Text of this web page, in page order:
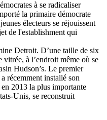
à se radicaliser
la primaire démocrate
électeurs se réjouissent
de l'establishment qui
Detroit. D’une taille de six
à l’endroit même où se
Hudson’s. Le premier
récemment installé son
2013 la plus importante
Unis, se reconstruit